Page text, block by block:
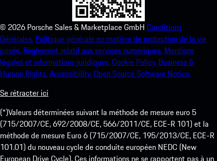
© 2026 Porsche Sales & Marketplace GmbH Conditions
Générales. Politique générale en matière de protection de la vie
privée. Règlement relatif aux services numériques. Mentions
légales et informations juridiques.Cookie Policy. Business &
Human Rights.Accessibility.Open Source Software Notice.
Se rétracter ici
(*)Valeurs déterminées suivant la méthode de mesure euro 5
(715/2007/CE, 692/2008/CE, 566/2011/CE, ECE-R 101) et la
méthode de mesure Euro 6 (715/2007/CE, 195/2013/CE, ECE-R
101.01) du nouveau cycle de conduite européen NEDC (New
European Drive Cycle). Ces informations ne se rapportent pas à un